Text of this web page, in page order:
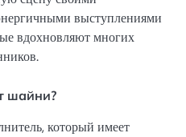
выступлениями
вдохновляют многих
шайни?
который имеет